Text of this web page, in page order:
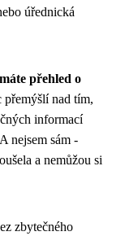
úřednická
přehled o
nad tím,
informací
nejsem sám -
a nemůžou si
zbytečného